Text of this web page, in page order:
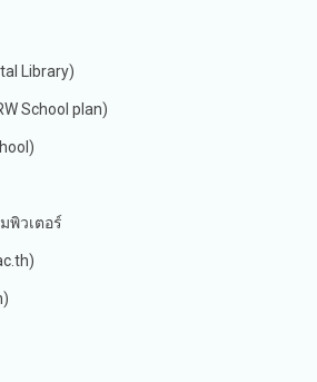
Library)
School plan)
พิวเตอร์